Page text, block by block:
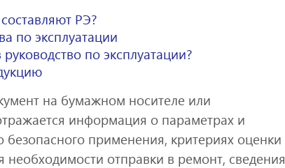
РЭ?
по эксплуатации
по эксплуатации?
на бумажном носителе или
информация о параметрах и
безопасного применения, критериях оценки
необходимости отправки в ремонт, сведения